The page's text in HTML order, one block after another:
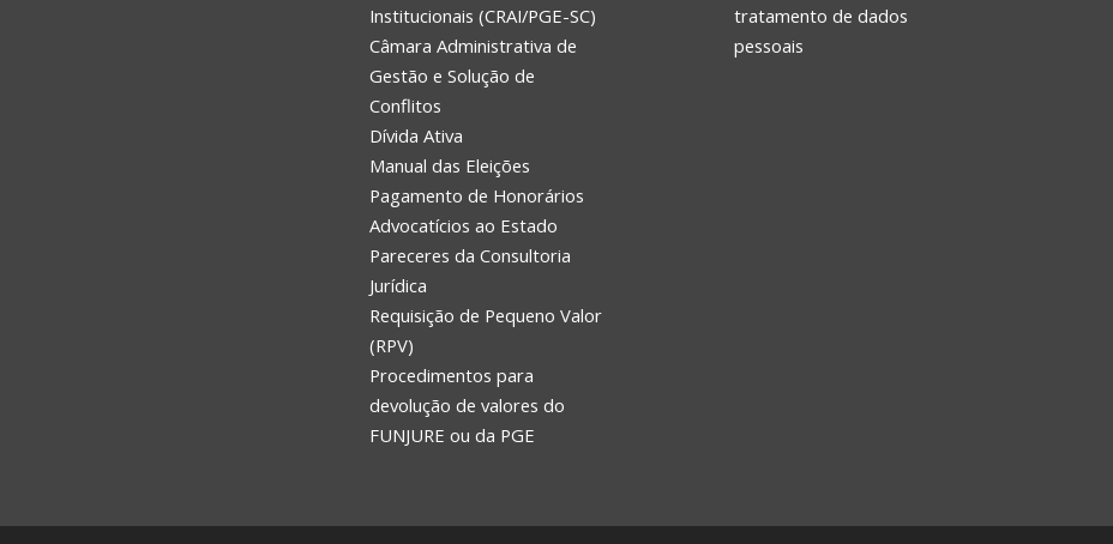
Institucionais (CRAI/PGE-SC)
Câmara Administrativa de
Gestão e Solução de
Conflitos
Dívida Ativa
Manual das Eleições
Pagamento de Honorários
Advocatícios ao Estado
Pareceres da Consultoria
Jurídica
Requisição de Pequeno Valor
(RPV)
Procedimentos para
devolução de valores do
FUNJURE ou da PGE
tratamento de dados
pessoais